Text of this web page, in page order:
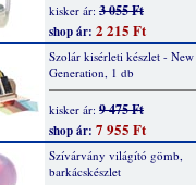
kisker ár: 3 055 Ft
shop ár: 2 215 Ft
Szolár kisérleti készlet - New
Generation, 1 db
kisker ár: 9 475 Ft
shop ár: 7 955 Ft
Szívárvány világító gömb,
barkácskészlet